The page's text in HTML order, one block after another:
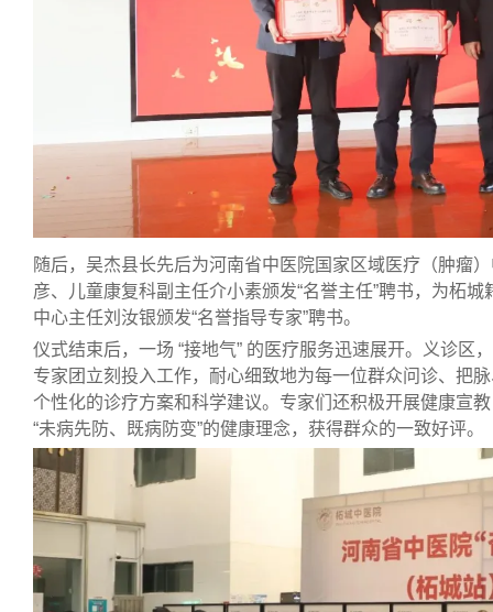
随后，吴杰县长先后为河南省中医院国家区域医疗（肿瘤
彦、儿童康复科副主任介小素颁发“名誉主任”聘书，为柘
中心主任刘汝银颁发“名誉指导专家”聘书。
仪式结束后， 一场 “接地气” 的医疗服务迅速展开。义诊区，
专家团立刻投入工作，耐心细致地为每一位群众问诊、把
个性化的诊疗方案和科学建议。专家们还积极开展健康宣
“未病先防、既病防变”的健康理念，获得群众的一致好评。